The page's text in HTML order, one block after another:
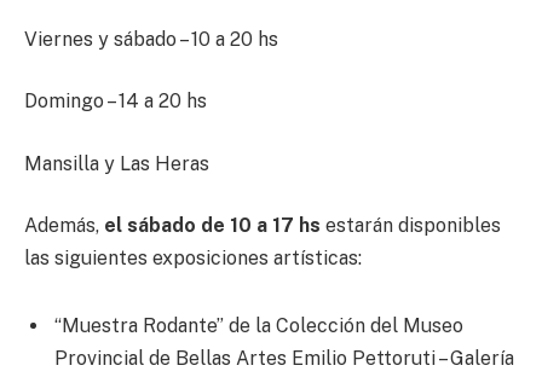
Viernes y sábado – 10 a 20 hs
Domingo – 14 a 20 hs
Mansilla y Las Heras
Además, el sábado de 10 a 17 hs estarán disponibles
las siguientes exposiciones artísticas:
“Muestra Rodante” de la Colección del Museo
Provincial de Bellas Artes Emilio Pettoruti – Galería